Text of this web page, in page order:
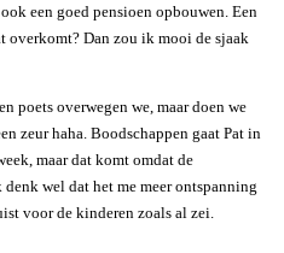
een goed pensioen opbouwen. Een
overkomt? Dan zou ik mooi de sjaak
poets overwegen we, maar doen we
zeur haha. Boodschappen gaat Pat in
maar dat komt omdat de
wel dat het me meer ontspanning
voor de kinderen zoals al zei.